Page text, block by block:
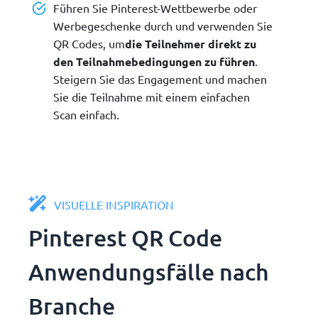
Führen Sie Pinterest-Wettbewerbe oder
Werbegeschenke durch und verwenden Sie
QR Codes, umdie Teilnehmer direkt zu
den Teilnahmebedingungen zu führen.
Steigern Sie das Engagement und machen
Sie die Teilnahme mit einem einfachen
Scan einfach.
VISUELLE INSPIRATION
Pinterest QR Code
Anwendungsfälle nach
Branche